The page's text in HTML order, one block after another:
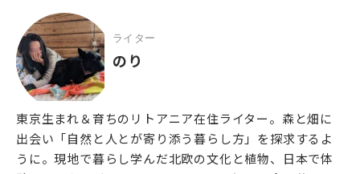
のり
ライター
東京生まれ＆育ちのリトアニア在住ライター。森と畑に
出会い「自然と人とが寄り添う暮らし方」を探求するよ
うに。現地で暮らし学んだ北欧の文化と植物、日本で体